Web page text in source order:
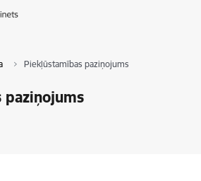
Piekļūstamības paziņojums
paziņojums